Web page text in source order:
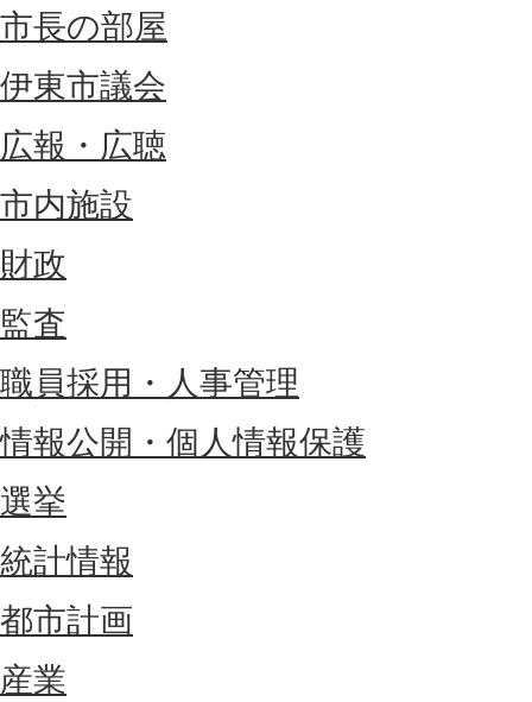
市長の部屋
伊東市議会
広報・広聴
市内施設
財政
監査
職員採用・人事管理
情報公開・個人情報保護
選挙
統計情報
都市計画
産業